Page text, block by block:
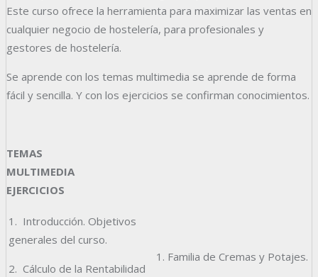
Este curso ofrece la herramienta para maximizar las ventas en
cualquier negocio de hostelería, para profesionales y
gestores de hostelería.
Se aprende con los temas multimedia se aprende de forma
fácil y sencilla. Y con los ejercicios se confirman conocimientos.
TEMAS
MULTIMEDIA
EJERCICIOS
1. Introducción. Objetivos
generales del curso.
2. Cálculo de la Rentabilidad
1. Familia de Cremas y Potajes.